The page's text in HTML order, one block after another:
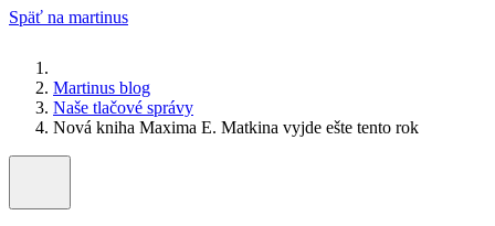
Späť na martinus
Martinus blog
Naše tlačové správy
Nová kniha Maxima E. Matkina vyjde ešte tento rok